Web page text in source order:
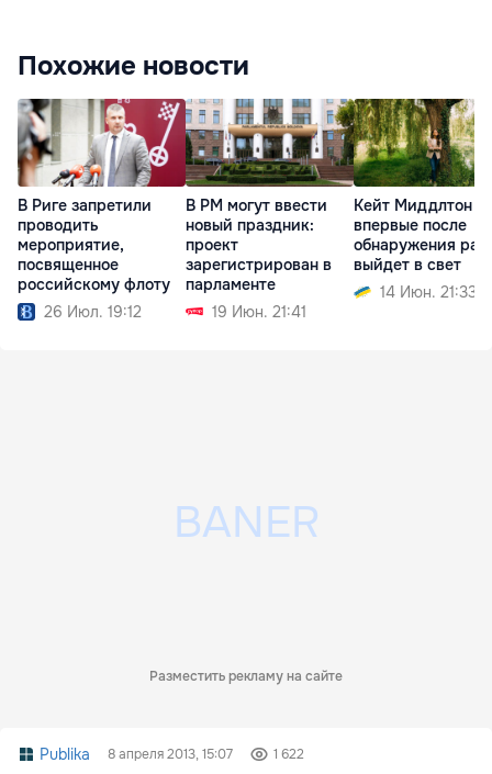
Похожие новости
В Риге запретили
проводить
мероприятие,
посвященное
российскому флоту
26 Июл. 19:12
В РМ могут ввести
новый праздник:
проект
зарегистрирован в
парламенте
19 Июн. 21:41
Кейт Миддлтон
впервые после
обнаружения
выйдет в свет
14 Июн. 21:33
Разместить рекламу на сайте
Publika 8 апреля 2013, 15:07 1 622